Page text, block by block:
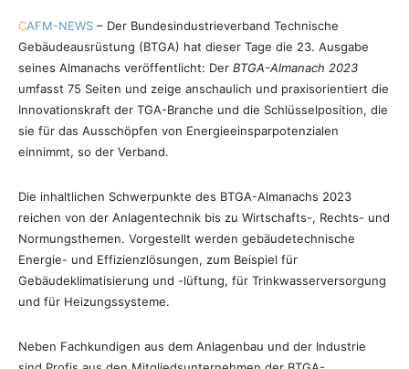
CAFM-NEWS – Der Bundesindustrieverband Technische
Gebäudeausrüstung (BTGA) hat dieser Tage die 23. Ausgabe
seines Almanachs veröffentlicht: Der BTGA-Almanach 2023
umfasst 75 Seiten und zeige anschaulich und praxisorientiert die
Innovationskraft der TGA-Branche und die Schlüsselposition, die
sie für das Ausschöpfen von Energieeinsparpotenzialen
einnimmt, so der Verband.
Die inhaltlichen Schwerpunkte des BTGA-Almanachs 2023
reichen von der Anlagentechnik bis zu Wirtschafts-, Rechts- und
Normungsthemen. Vorgestellt werden gebäudetechnische
Energie- und Effizienzlösungen, zum Beispiel für
Gebäudeklimatisierung und -lüftung, für Trinkwasserversorgung
und für Heizungssysteme.
Neben Fachkundigen aus dem Anlagenbau und der Industrie